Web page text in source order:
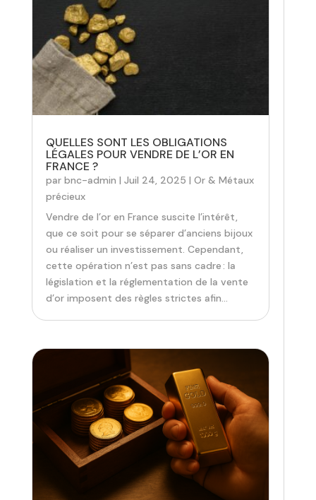
QUELLES SONT LES OBLIGATIONS
LÉGALES POUR VENDRE DE L’OR EN
FRANCE ?
par bnc-admin | Juil 24, 2025 | Or & Métaux
précieux
Vendre de l’or en France suscite l’intérêt,
que ce soit pour se séparer d’anciens bijoux
ou réaliser un investissement. Cependant,
cette opération n’est pas sans cadre : la
législation et la réglementation de la vente
d’or imposent des règles strictes afin...